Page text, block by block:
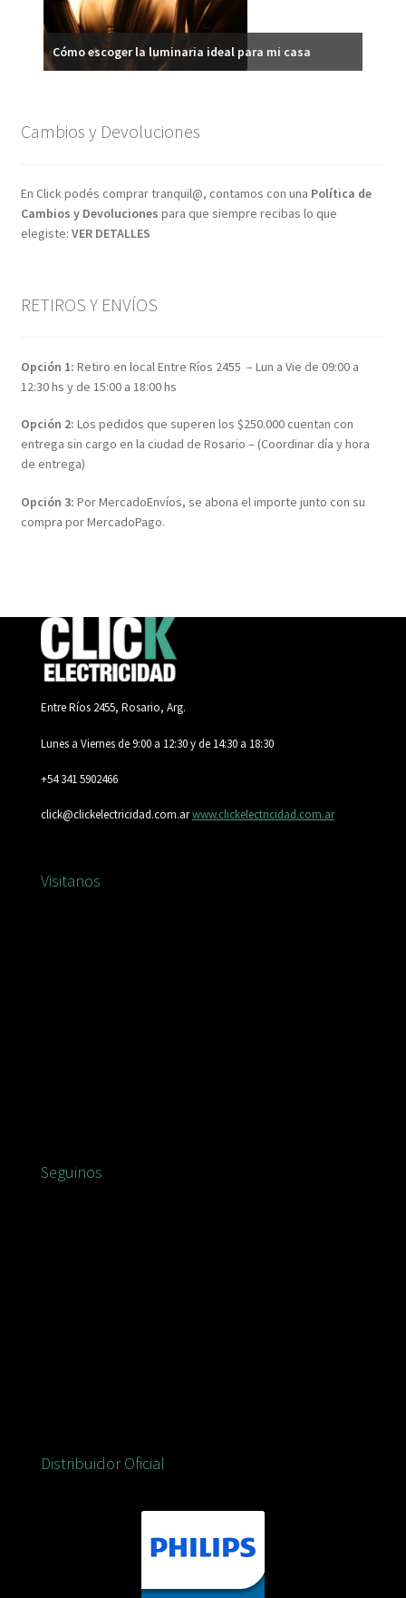
Cómo escoger la luminaria ideal para mi casa
Cambios y Devoluciones
En Click podés comprar tranquil@, contamos con una Política de
Cambios y Devoluciones para que siempre recibas lo que
elegiste: VER DETALLES
RETIROS Y ENVÍOS
Opción 1: Retiro en local Entre Ríos 2455 – Lun a Vie de 09:00 a
12:30 hs y de 15:00 a 18:00 hs
Opción 2: Los pedidos que superen los $250.000 cuentan con
entrega sin cargo en la ciudad de Rosario – (Coordinar día y hora
de entrega)
Opción 3: Por MercadoEnvíos, se abona el importe junto con su
compra por MercadoPago.
Entre Ríos 2455, Rosario, Arg.
Lunes a Viernes de 9:00 a 12:30 y de 14:30 a 18:30
+54 341 5902466
click@clickelectricidad.com.arwww.clickelectricidad.com.ar
Visitanos
Seguinos
Distribuidor Oficial